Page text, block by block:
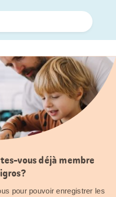
vous déjà membre
pour pouvoir enregistrer les